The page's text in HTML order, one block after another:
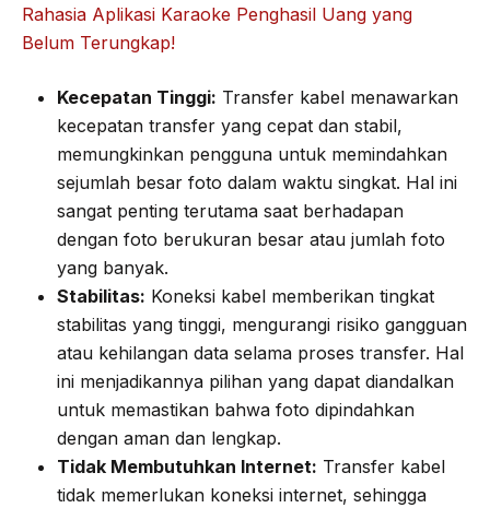
Rahasia Aplikasi Karaoke Penghasil Uang yang
Belum Terungkap!
Kecepatan Tinggi: Transfer kabel menawarkan
kecepatan transfer yang cepat dan stabil,
memungkinkan pengguna untuk memindahkan
sejumlah besar foto dalam waktu singkat. Hal ini
sangat penting terutama saat berhadapan
dengan foto berukuran besar atau jumlah foto
yang banyak.
Stabilitas: Koneksi kabel memberikan tingkat
stabilitas yang tinggi, mengurangi risiko gangguan
atau kehilangan data selama proses transfer. Hal
ini menjadikannya pilihan yang dapat diandalkan
untuk memastikan bahwa foto dipindahkan
dengan aman dan lengkap.
Tidak Membutuhkan Internet: Transfer kabel
tidak memerlukan koneksi internet, sehingga